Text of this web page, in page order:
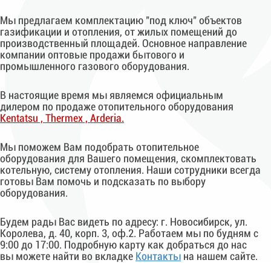
Мы предлагаем комплектацию "под ключ" объектов
газификации и отопления, от жилых помещений до
производственный площадей. Основное направление
компании оптовые продажи бытового и
промышленного газового оборудования.
В настоящие время мы являемся официальным
дилером по продаже отопительного оборудования
Kentatsu , Thermex , Arderia.
Мы поможем Вам подобрать отопительное
оборудования для Вашего помещения, скомплектовать
котельную, систему отопления. Наши сотрудники всегда
готовы Вам помочь и подсказать по выбору
оборудования.
Будем рады Вас видеть по адресу: г. Новосибирск, ул.
Королева, д. 40, корп. 3, оф.2. Работаем мы по будням с
9:00 до 17:00. Подробную карту как добраться до нас
вы можете найти во вкладке Контакты на нашем сайте.